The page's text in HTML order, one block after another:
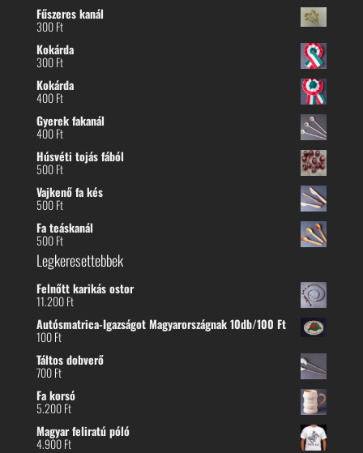
-
Fűszeres kanál
300Ft
Kokárda
300Ft
Kokárda
400Ft
Gyerek fakanál
400Ft
Húsvéti tojás fából
500Ft
Vajkenő fa kés
500Ft
Fa teáskanál
500Ft
Legkeresettebbek
Felnőtt karikás ostor
11.200Ft
Autósmatrica-Igazságot Magyarországnak 10db/100 Ft
100Ft
Táltos dobverő
700Ft
Fa korsó
5.200Ft
Magyar feliratú póló
4.900Ft